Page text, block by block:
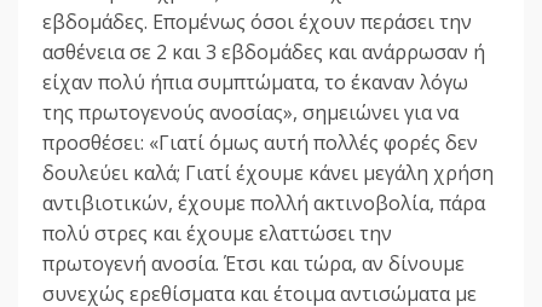
εβδομάδες. Επομένως όσοι έχουν περάσει την
ασθένεια σε 2 και 3 εβδομάδες και ανάρρωσαν ή
είχαν πολύ ήπια συμπτώματα, το έκαναν λόγω
της πρωτογενούς ανοσίας», σημειώνει για να
προσθέσει: «Γιατί όμως αυτή πολλές φορές δεν
δουλεύει καλά; Γιατί έχουμε κάνει μεγάλη χρήση
αντιβιοτικών, έχουμε πολλή ακτινοβολία, πάρα
πολύ στρες και έχουμε ελαττώσει την
πρωτογενή ανοσία. Έτσι και τώρα, αν δίνουμε
συνεχώς ερεθίσματα και έτοιμα αντισώματα με